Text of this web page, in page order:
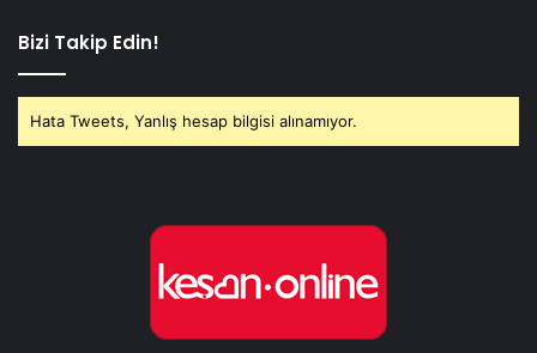
Bizi Takip Edin!
Hata Tweets, Yanlış hesap bilgisi alınamıyor.